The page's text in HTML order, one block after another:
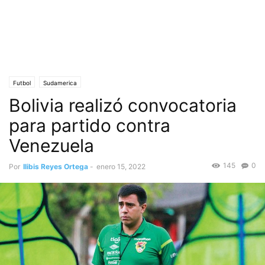
Futbol Sudamerica
Bolivia realizó convocatoria
para partido contra
Venezuela
Por Ilibis Reyes Ortega - enero 15, 2022 0
145